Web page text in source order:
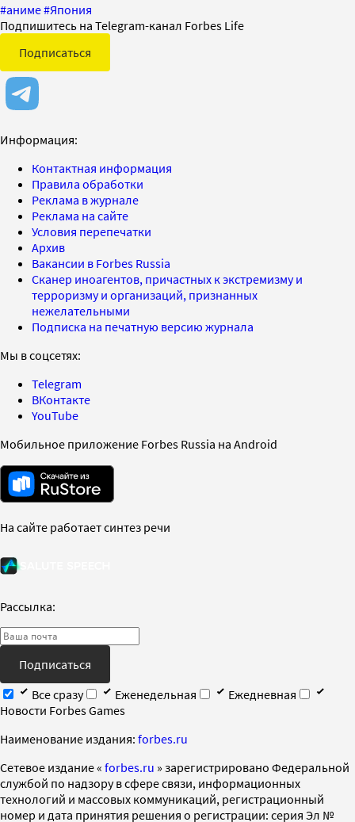
#аниме#Япония
Подпишитесь на Telegram-канал Forbes Life
Подписаться
Информация:
Контактная информация
Правила обработки
Реклама в журнале
Реклама на сайте
Условия перепечатки
Архив
Вакансии в Forbes Russia
Сканер иноагентов, причастных к экстремизму и
терроризму и организаций, признанных
нежелательными
Подписка на печатную версию журнала
Мы в соцсетях:
Telegram
ВКонтакте
YouTube
Мобильное приложение Forbes Russia на Android
На сайте работает синтез речи
Рассылка:
Подписаться
Все сразу
Еженедельная
Ежедневная
Новости Forbes Games
Наименование издания: forbes.ru
Cетевое издание « forbes.ru » зарегистрировано Федеральной
службой по надзору в сфере связи, информационных
технологий и массовых коммуникаций, регистрационный
номер и дата принятия решения о регистрации: серия Эл №